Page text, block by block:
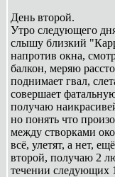
День второй.
Утро следующего
слышу близкий
напротив окна,
балкон, меряю
поднимает гвал,
совершает
получаю
но понять что
между створками
всё, улетят, а нет,
второй, получаю 2
течении следующих